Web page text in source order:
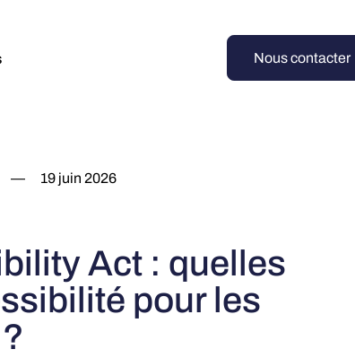
Nous contacter
— 19 juin 2026
Act : quelles
pour les